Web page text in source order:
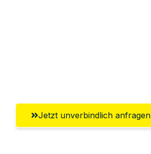
Jetzt unverbindlich anfragen